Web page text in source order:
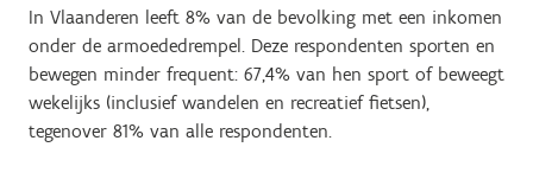
In Vlaanderen leeft 8% van de bevolking met een inkomen
onder de armoededrempel. Deze respondenten sporten en
bewegen minder frequent: 67,4% van hen sport of beweegt
wekelijks (inclusief wandelen en recreatief fietsen),
tegenover 81% van alle respondenten.